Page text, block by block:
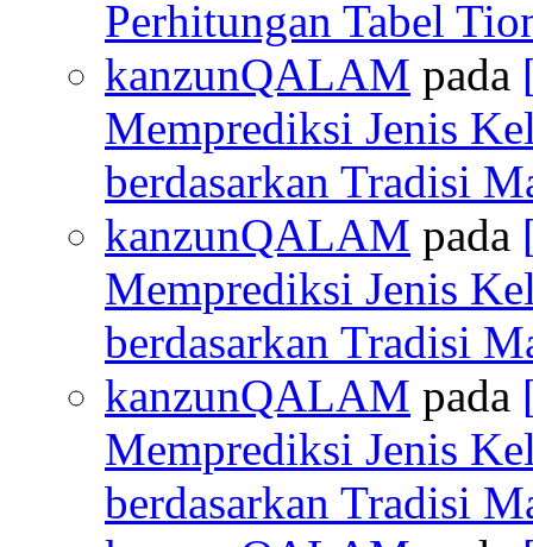
Perhitungan Tabel
kanzunQALAM pada
Memprediksi Jenis
berdasarkan Tradisi
kanzunQALAM pada
Memprediksi Jenis
berdasarkan Tradisi
kanzunQALAM pada
Memprediksi Jenis
berdasarkan Tradisi